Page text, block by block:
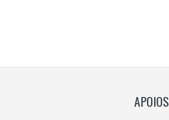
APOIOS